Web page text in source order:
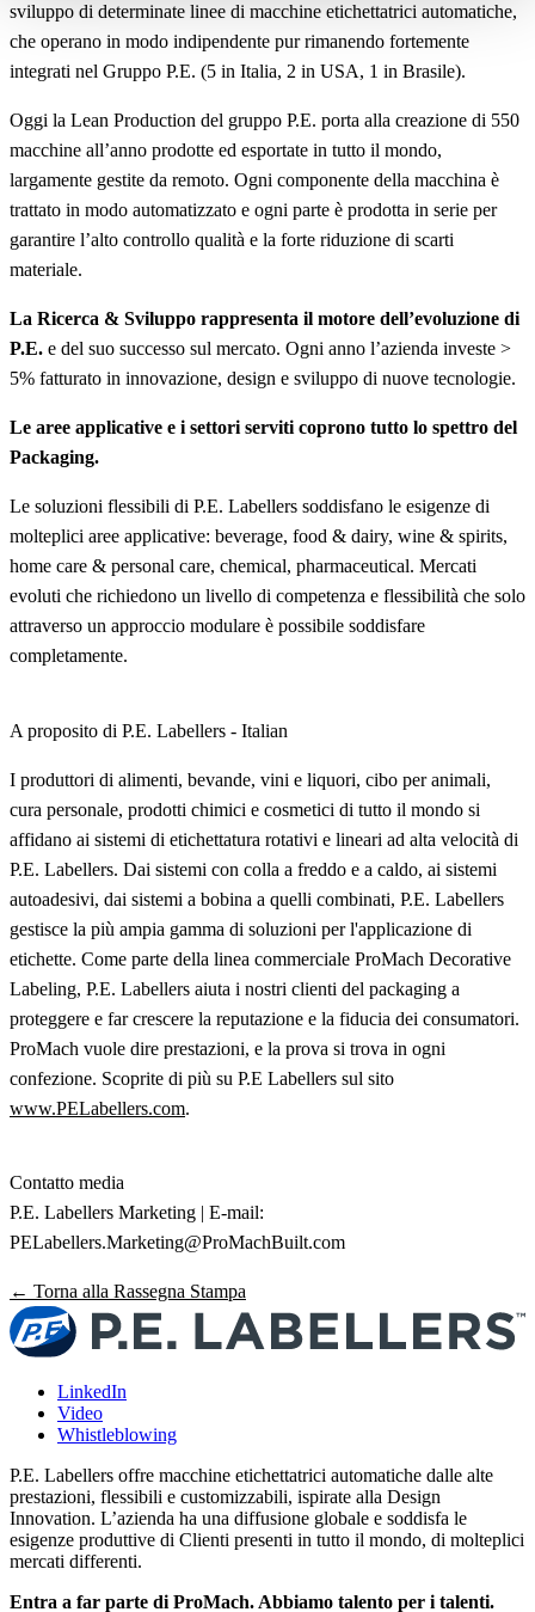
sviluppo di determinate linee di macchine etichettatrici automatiche,
che operano in modo indipendente pur rimanendo fortemente
integrati nel Gruppo P.E. (5 in Italia, 2 in USA, 1 in Brasile).
Oggi la Lean Production del gruppo P.E. porta alla creazione di 550
macchine all’anno prodotte ed esportate in tutto il mondo,
largamente gestite da remoto. Ogni componente della macchina è
trattato in modo automatizzato e ogni parte è prodotta in serie per
garantire l’alto controllo qualità e la forte riduzione di scarti
materiale.
La Ricerca & Sviluppo rappresenta il motore dell’evoluzione di
P.E. e del suo successo sul mercato. Ogni anno l’azienda investe >
5% fatturato in innovazione, design e sviluppo di nuove tecnologie.
Le aree applicative e i settori serviti coprono tutto lo spettro del
Packaging.
Le soluzioni flessibili di P.E. Labellers soddisfano le esigenze di
molteplici aree applicative: beverage, food & dairy, wine & spirits,
home care & personal care, chemical, pharmaceutical. Mercati
evoluti che richiedono un livello di competenza e flessibilità che solo
attraverso un approccio modulare è possibile soddisfare
completamente.
A proposito di P.E. Labellers - Italian
I produttori di alimenti, bevande, vini e liquori, cibo per animali,
cura personale, prodotti chimici e cosmetici di tutto il mondo si
affidano ai sistemi di etichettatura rotativi e lineari ad alta velocità di
P.E. Labellers. Dai sistemi con colla a freddo e a caldo, ai sistemi
autoadesivi, dai sistemi a bobina a quelli combinati, P.E. Labellers
gestisce la più ampia gamma di soluzioni per l'applicazione di
etichette. Come parte della linea commerciale ProMach Decorative
Labeling, P.E. Labellers aiuta i nostri clienti del packaging a
proteggere e far crescere la reputazione e la fiducia dei consumatori.
ProMach vuole dire prestazioni, e la prova si trova in ogni
confezione. Scoprite di più su P.E Labellers sul sito
www.PELabellers.com.
Contatto media
P.E. Labellers Marketing | E-mail:
PELabellers.Marketing@ProMachBuilt.com
← Torna alla Rassegna Stampa
LinkedIn
Video
Whistleblowing
P.E. Labellers offre macchine etichettatrici automatiche dalle alte
prestazioni, flessibili e customizzabili, ispirate alla Design
Innovation. L’azienda ha una diffusione globale e soddisfa le
esigenze produttive di Clienti presenti in tutto il mondo, di molteplici
mercati differenti.
Entra a far parte di ProMach. Abbiamo talento per i talenti.